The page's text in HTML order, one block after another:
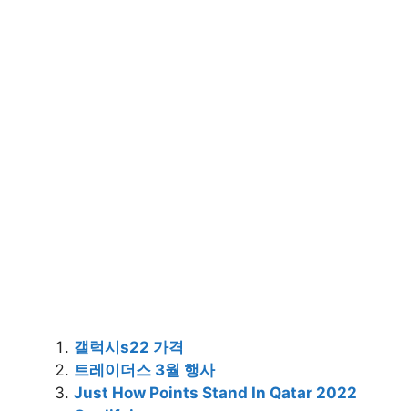
갤럭시s22 가격
트레이더스 3월 행사
Just How Points Stand In Qatar 2022